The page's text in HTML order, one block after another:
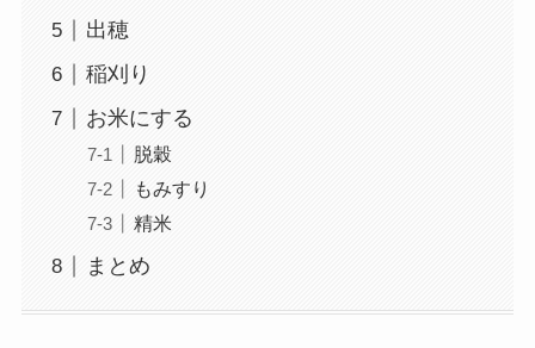
出穂
稲刈り
お米にする
脱穀
もみすり
精米
まとめ